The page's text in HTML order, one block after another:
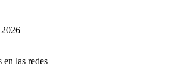
2026
en las redes